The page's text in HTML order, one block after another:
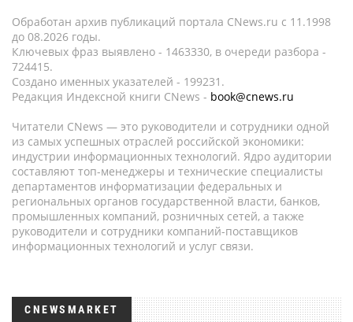
Обработан архив публикаций портала CNews.ru c 11.1998
до 08.2026 годы.
Ключевых фраз выявлено - 1463330, в очереди разбора -
724415.
Создано именных указателей - 199231.
Редакция Индексной книги CNews - book@cnews.ru
Читатели CNews — это руководители и сотрудники одной
из самых успешных отраслей российской экономики:
индустрии информационных технологий. Ядро аудитории
составляют топ-менеджеры и технические специалисты
департаментов информатизации федеральных и
региональных органов государственной власти, банков,
промышленных компаний, розничных сетей, а также
руководители и сотрудники компаний-поставщиков
информационных технологий и услуг связи.
CNEWSMARKET